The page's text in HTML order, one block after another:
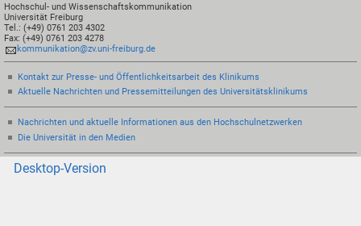
Hochschul- und Wissenschaftskommunikation
Universität Freiburg
Tel.: (+49) 0761 203 4302
Fax: (+49) 0761 203 4278
kommunikation@zv.uni-freiburg.de
Kontakt zur Presse- und Öffentlichkeitsarbeit des Klinikums
Aktuelle Nachrichten und Pressemitteilungen des Universitätsklinikums
Nachrichten und aktuelle Informationen aus den Hochschulnetzwerken
Die Universität in den Medien
Desktop-Version